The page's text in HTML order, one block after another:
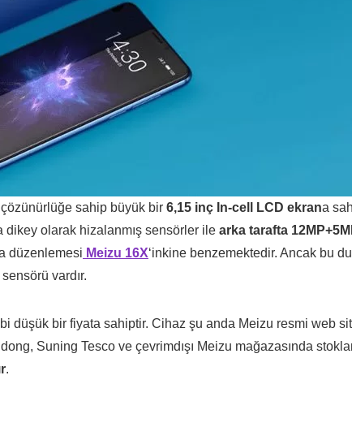
çözünürlüğe sahip büyük bir 6,15 inç In-cell LCD ekrana
dikey olarak hizalanmış sensörler ile arka tarafta
düzenlemesi Meizu 16X‘inkine benzemektedir. Ancak bu
vardır.
düşük bir fiyata sahiptir. Cihaz şu anda Meizu resmi web
Suning Tesco ve çevrimdışı Meizu mağazasında
.